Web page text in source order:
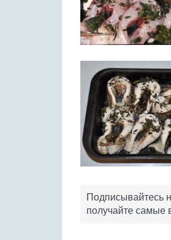
Подписывайтесь
получайте самые